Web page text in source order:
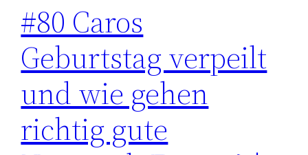
#80 Caros
Geburtstag verpeilt
und wie gehen
richtig gute